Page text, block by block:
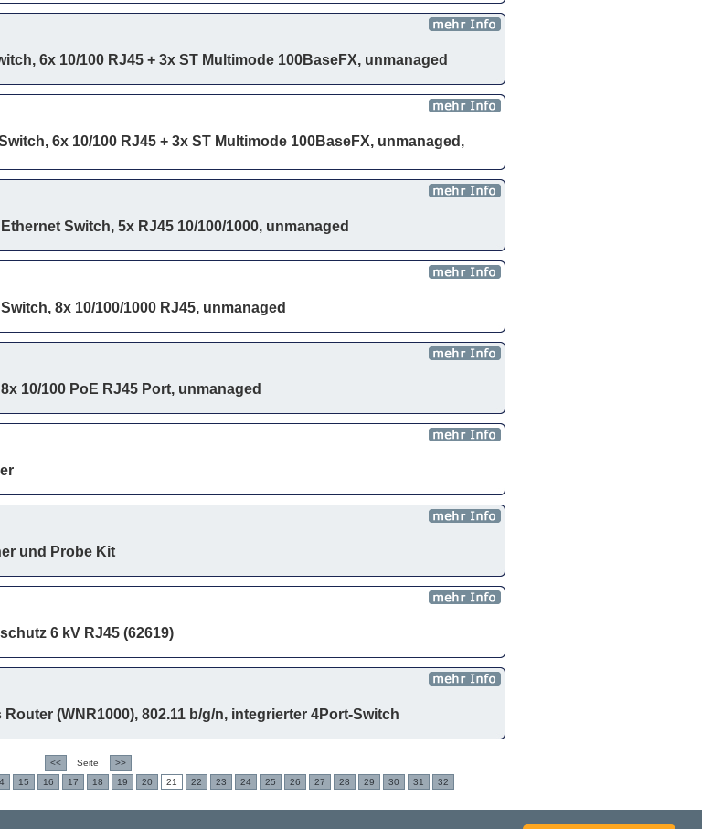
6x 10/100 RJ45 + 3x ST Multimode 100BaseFX, unmanaged
6x 10/100 RJ45 + 3x ST Multimode 100BaseFX, unmanaged,
Switch, 5x RJ45 10/100/1000, unmanaged
8x 10/100/1000 RJ45, unmanaged
10/100 PoE RJ45 Port, unmanaged
und Probe Kit
6 kV RJ45 (62619)
(WNR1000), 802.11 b/g/n, integrierter 4Port-Switch
<< Seite
>>
15 16 17 18 19 20 21 22 23 24 25 26 27 28 29 30 31 32